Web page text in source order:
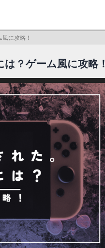
に攻略！
？ゲーム風に攻略！